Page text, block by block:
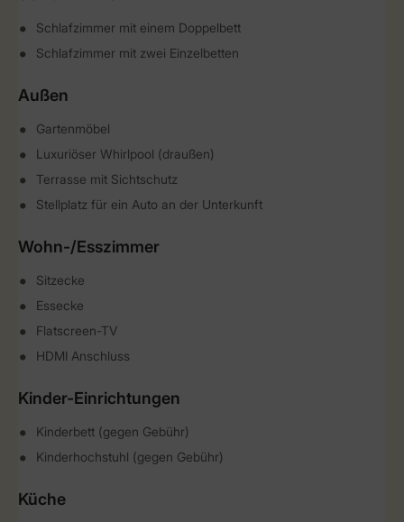
Schlafzimmer mit einem Doppelbett
Schlafzimmer mit zwei Einzelbetten
Außen
Gartenmöbel
Luxuriöser Whirlpool (draußen)
Terrasse mit Sichtschutz
Stellplatz für ein Auto an der Unterkunft
Wohn-/Esszimmer
Sitzecke
Essecke
Flatscreen-TV
HDMI Anschluss
Kinder-Einrichtungen
Kinderbett (gegen Gebühr)
Kinderhochstuhl (gegen Gebühr)
Küche